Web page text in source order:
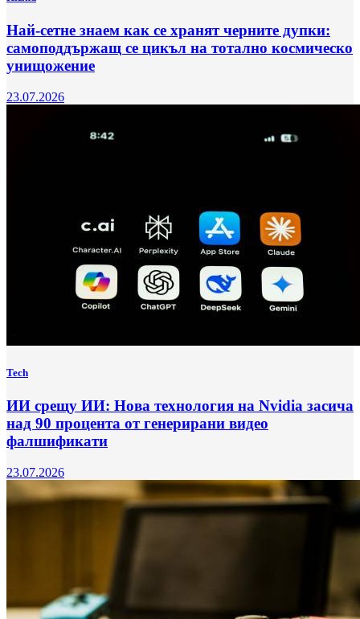
Най-сетне знаем как се хранят черните дупки:
самоподдържащ се цикъл на тотално космическо
унищожение
23.07.2026
Tech
ИИ срещу ИИ: Нова технология на Nvidia засича
над 90 процента от генерирани видео
фалшификати
23.07.2026